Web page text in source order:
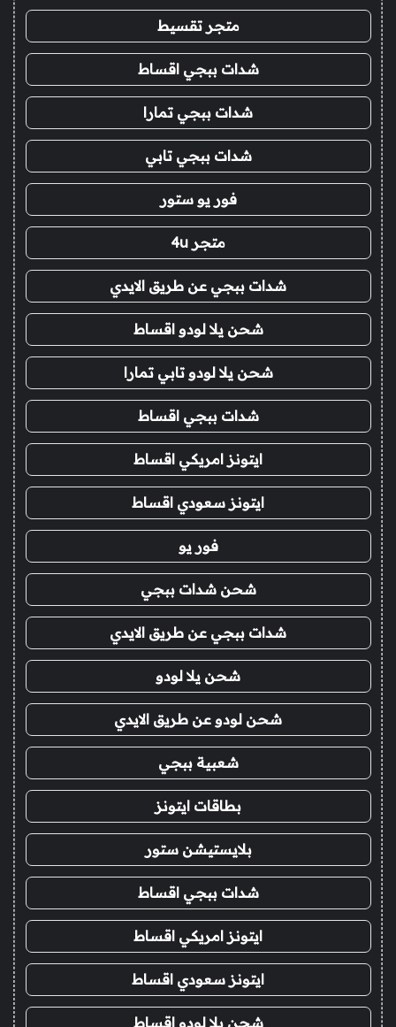
متجر تقسيط
شدات ببجي اقساط
شدات ببجي تمارا
شدات ببجي تابي
فور يو ستور
متجر 4u
شدات ببجي عن طريق الايدي
شحن يلا لودو اقساط
شحن يلا لودو تابي تمارا
شدات ببجي اقساط
ايتونز امريكي اقساط
ايتونز سعودي اقساط
فور يو
شحن شدات ببجي
شدات ببجي عن طريق الايدي
شحن يلا لودو
شحن لودو عن طريق الايدي
شعبية ببجي
بطاقات ايتونز
بلايستيشن ستور
شدات ببجي اقساط
ايتونز امريكي اقساط
ايتونز سعودي اقساط
شحن يلا لودو اقساط